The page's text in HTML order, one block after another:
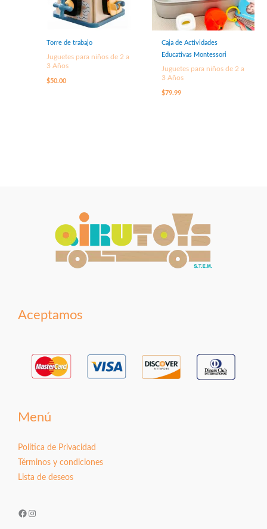
Torre de trabajo
Juguetes para niños de 2 a
3 Años
$50.00
Caja de Actividades
Educativas Montessori
Juguetes para niños de 2 a
3 Años
$79.99
Aceptamos
Menú
Política de Privacidad
Términos y condiciones
Lista de deseos
Facebook
Instagram